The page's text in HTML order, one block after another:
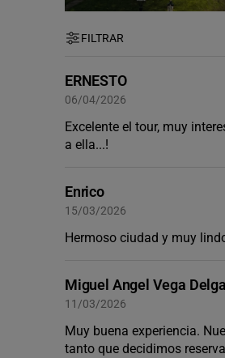
FILTRAR
ERNESTO
06/04/2026
Excelente el tour, muy
a ella...!
Enrico
15/03/2026
Hermoso ciudad y muy
Miguel Angel Vega
11/03/2026
Muy buena experiencia.
tanto que decidimos